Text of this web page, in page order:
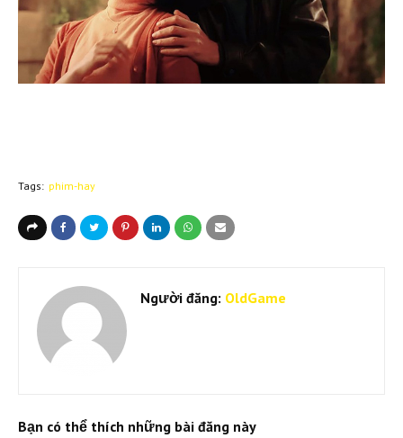
Tags: phim-hay
Người đăng: OldGame
Bạn có thể thích những bài đăng này